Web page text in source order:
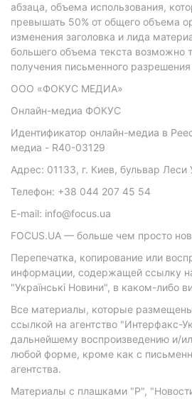
абзаца, объема использования,
превышать 50% от общего объема
изменения заголовка и лида
большего объема текста возможно
получения письменного
ООО «ФОКУС МЕДИА»
Онлайн-медиа ФОКУС
Идентификатор онлайн-медиа в
медиа - R40-03129
Адрес: 01133, г. Киев, бульвар Леси
Телефон: +38 044 207 45 54
E-mail: info@focus.ua
FOCUS.UA — больше чем просто
Перепечатка, копирование или
информации, содержащей ссылку
"Українські Новини", в каком-либо
Все материалы, которые
ссылкой на агентство "Интерфакс-
дальнейшему воспроизведению и/
любой форме, кроме как с
агентства.
Материалы с плашками "Р",